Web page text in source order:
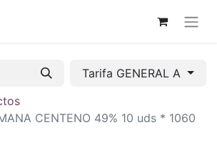
Tarifa GENERAL A
CENTENO 49% 10 uds * 1060